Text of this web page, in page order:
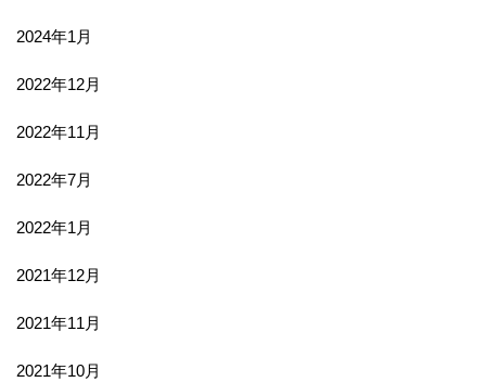
2024年1月
2022年12月
2022年11月
2022年7月
2022年1月
2021年12月
2021年11月
2021年10月